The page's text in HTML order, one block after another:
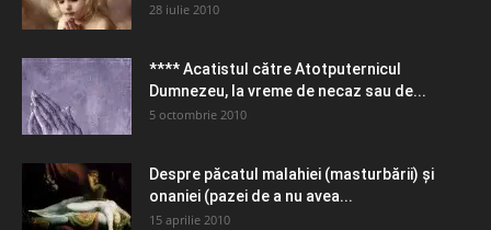
28 iulie 2010
**** Acatistul către Atotputernicul
Dumnezeu, la vreme de necaz sau de...
5 octombrie 2010
Despre păcatul malahiei (masturbării) şi
onaniei (pazei de a nu avea...
15 aprilie 2010